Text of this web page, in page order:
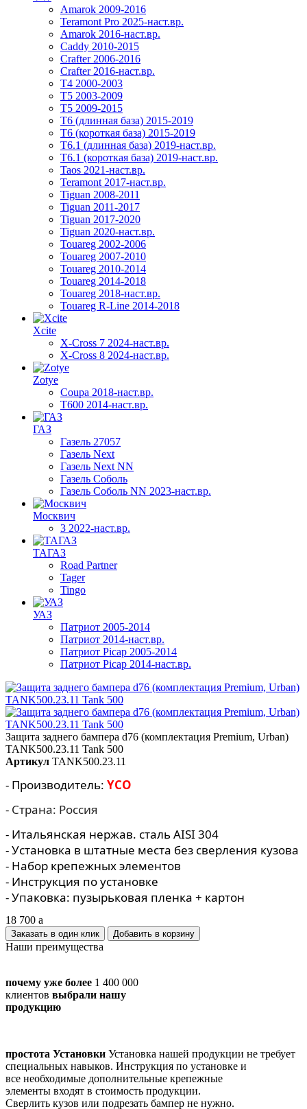
Amarok 2009-2016
Teramont Pro 2025-наст.вр.
Amarok 2016-наст.вр.
Caddy 2010-2015
Crafter 2006-2016
Crafter 2016-наст.вр.
T4 2000-2003
T5 2003-2009
T5 2009-2015
T6 (длинная база) 2015-2019
Т6 (короткая база) 2015-2019
T6.1 (длинная база) 2019-наст.вр.
T6.1 (короткая база) 2019-наст.вр.
Taos 2021-наст.вр.
Teramont 2017-наст.вр.
Tiguan 2008-2011
Tiguan 2011-2017
Tiguan 2017-2020
Tiguan 2020-наст.вр.
Touareg 2002-2006
Touareg 2007-2010
Touareg 2010-2014
Touareg 2014-2018
Touareg 2018-наст.вр.
Touareg R-Line 2014-2018
Xcite
X-Cross 7 2024-наст.вр.
X-Cross 8 2024-наст.вр.
Zotye
Coupa 2018-наст.вр.
T600 2014-наст.вр.
ГАЗ
Газель 27057
Газель Next
Газель Next NN
Газель Соболь
Газель Соболь NN 2023-наст.вр.
Москвич
3 2022-наст.вр.
ТАГАЗ
Road Partner
Tager
Tingo
УАЗ
Патриот 2005-2014
Патриот 2014-наст.вр.
Патриот Picap 2005-2014
Патриот Picap 2014-наст.вр.
Защита заднего бампера d76 (комплектация Premium, Urban)
TANK500.23.11 Tank 500
Артикул TANK500.23.11
- Производитель: YCO
- Страна: Россия
- Итальянская нержав. сталь AISI 304
- Установка в штатные места без сверления кузова
- Набор крепежных элементов
- Инструкция по установке
- Упаковка: пузырьковая пленка + картон
18 700 a
Заказать в один клик
Наши преимущества
почему уже более 1 400 000
клиентов выбрали нашу
продукцию
простота Установки Установка нашей продукции не требует
специальных навыков. Инструкция по установке и
все необходимые дополнительные крепежные
элементы входят в стоимость продукции.
Сверлить кузов или подрезать бампер не нужно.